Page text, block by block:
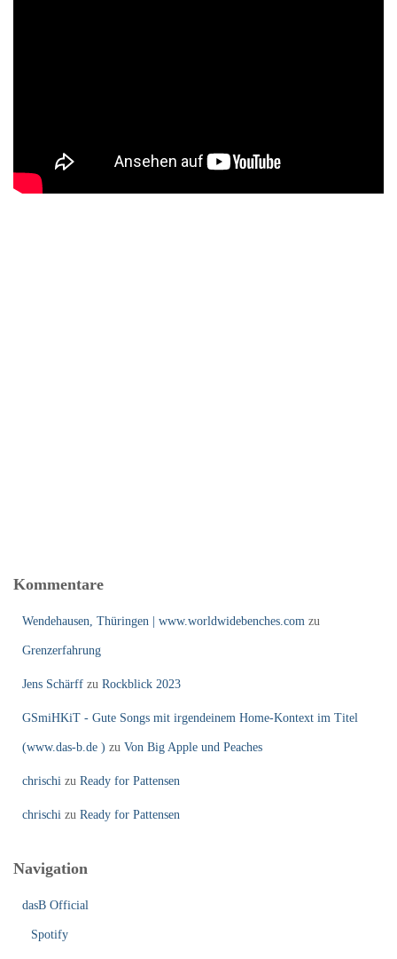
Kommentare
Wendehausen, Thüringen | www.worldwidebenches.com zu
Grenzerfahrung
Jens Schärff zu Rockblick 2023
GSmiHKiT - Gute Songs mit irgendeinem Home-Kontext im Titel
(www.das-b.de ) zu Von Big Apple und Peaches
chrischi zu Ready for Pattensen
chrischi zu Ready for Pattensen
Navigation
dasB Official
Spotify